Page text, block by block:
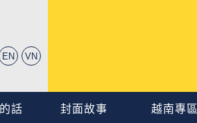
EN VN
話 封面故事 越南專區